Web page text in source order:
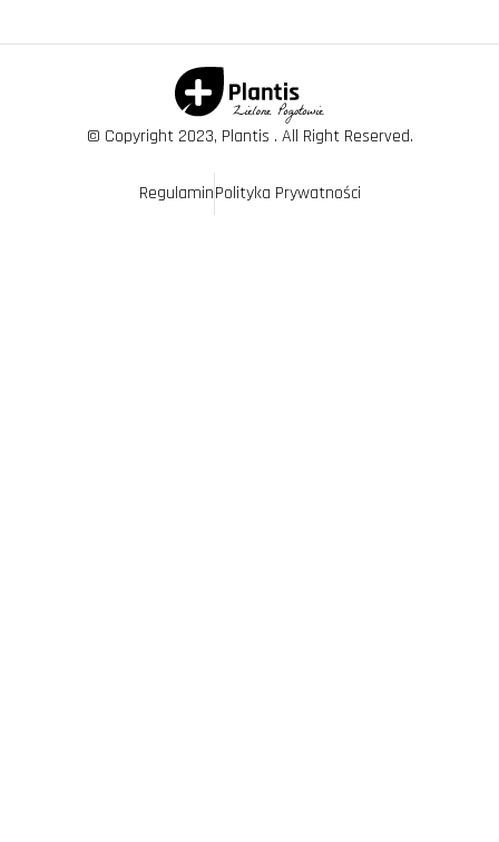
© Copyright 2023, Plantis . All Right Reserved.
RegulaminPolityka Prywatności